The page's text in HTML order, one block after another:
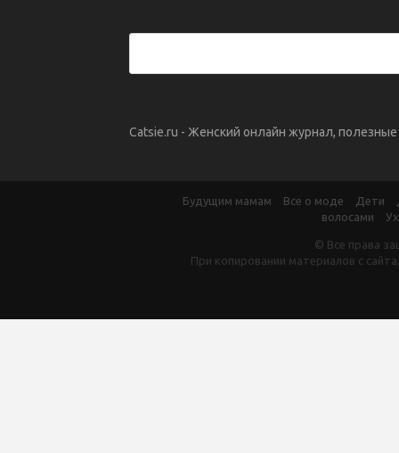
Catsie.ru - Женский онлайн журнал,
Будущим мамам Все о моде Дети
волосами
© Все права
При копировании материалов с